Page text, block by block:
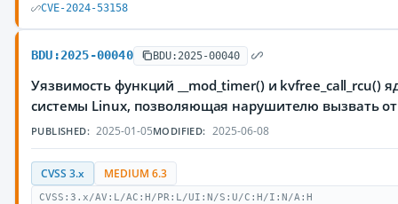
CVE-2024-53158
BDU:2025-00040 BDU:2025-00040
Уязвимость функций __mod_timer() и kvfree_call_rcu()
системы Linux, позволяющая нарушителю вызвать
PUBLISHED: 2025-01-05MODIFIED: 2025-06-08
CVSS 3.x MEDIUM 6.3
CVSS:3.x/AV:L/AC:H/PR:L/UI:N/S:U/C:H/I:N/A:H